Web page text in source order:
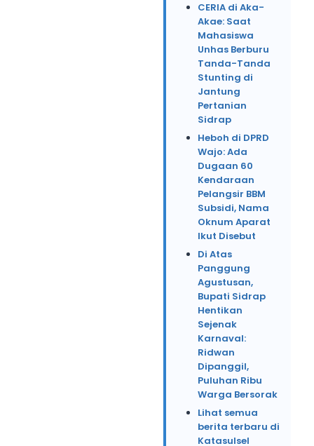
CERIA di Aka-
Akae: Saat
Mahasiswa
Unhas Berburu
Tanda-Tanda
Stunting di
Jantung
Pertanian
Sidrap
Heboh di DPRD
Wajo: Ada
Dugaan 60
Kendaraan
Pelangsir BBM
Subsidi, Nama
Oknum Aparat
Ikut Disebut
Di Atas
Panggung
Agustusan,
Bupati Sidrap
Hentikan
Sejenak
Karnaval:
Ridwan
Dipanggil,
Puluhan Ribu
Warga Bersorak
Lihat semua
berita terbaru di
Katasulsel